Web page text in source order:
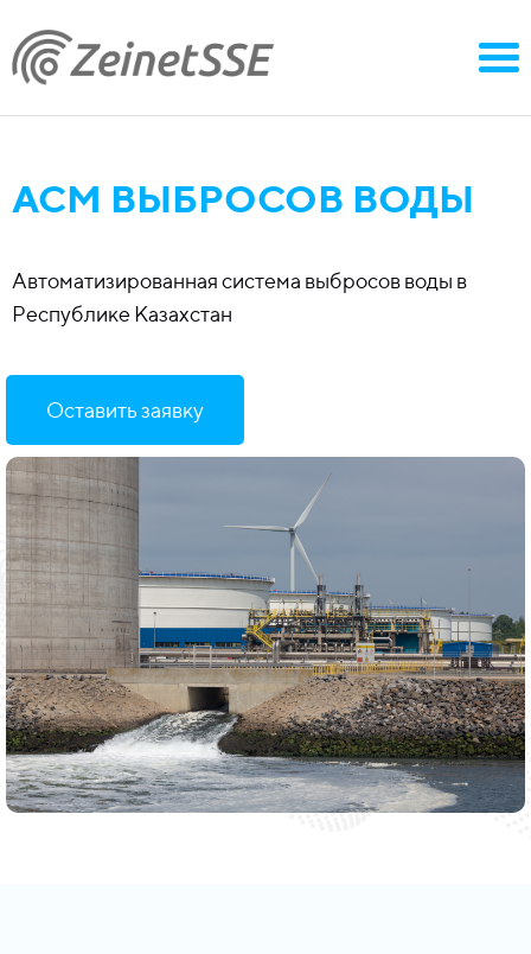
АСМ ВЫБРОСОВ ВОДЫ
Автоматизированная система выбросов воды в
Республике Казахстан
Оставить заявку